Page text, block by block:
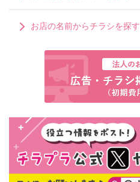
お店の名前からチラシを探す